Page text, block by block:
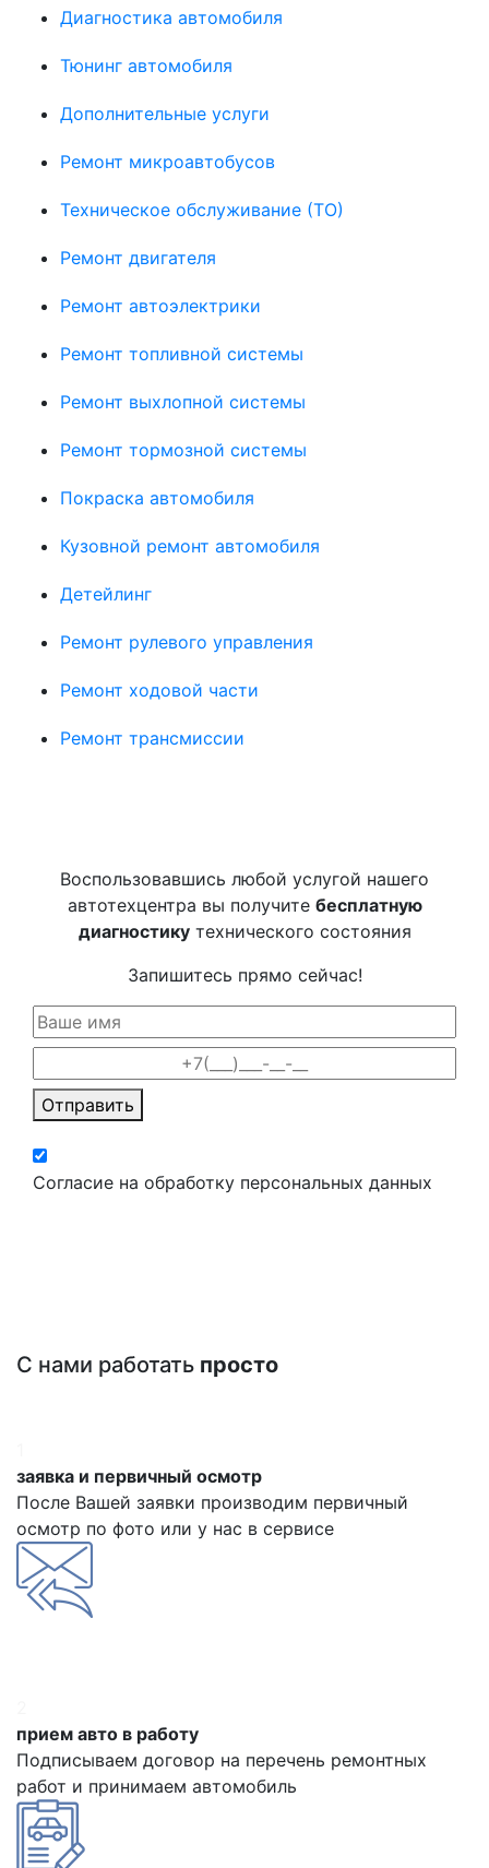
Диагностика автомобиля
Тюнинг автомобиля
Дополнительные услуги
Ремонт микроавтобусов
Техническое обслуживание (ТО)
Ремонт двигателя
Ремонт автоэлектрики
Ремонт топливной системы
Ремонт выхлопной системы
Ремонт тормозной системы
Покраска автомобиля
Кузовной ремонт автомобиля
Детейлинг
Ремонт рулевого управления
Ремонт ходовой части
Ремонт трансмиссии
Воспользовавшись любой услугой нашего
автотехцентра вы получите бесплатную
диагностикутехнического состояния
Запишитесь прямо сейчас!
Отправить
Согласие на обработку персональных данных
С нами работать просто
заявка и первичный осмотр
После Вашей заявки производим первичный
осмотр по фото или у нас в сервисе
прием авто в работу
Подписываем договор на перечень ремонтных
работ и принимаем автомобиль